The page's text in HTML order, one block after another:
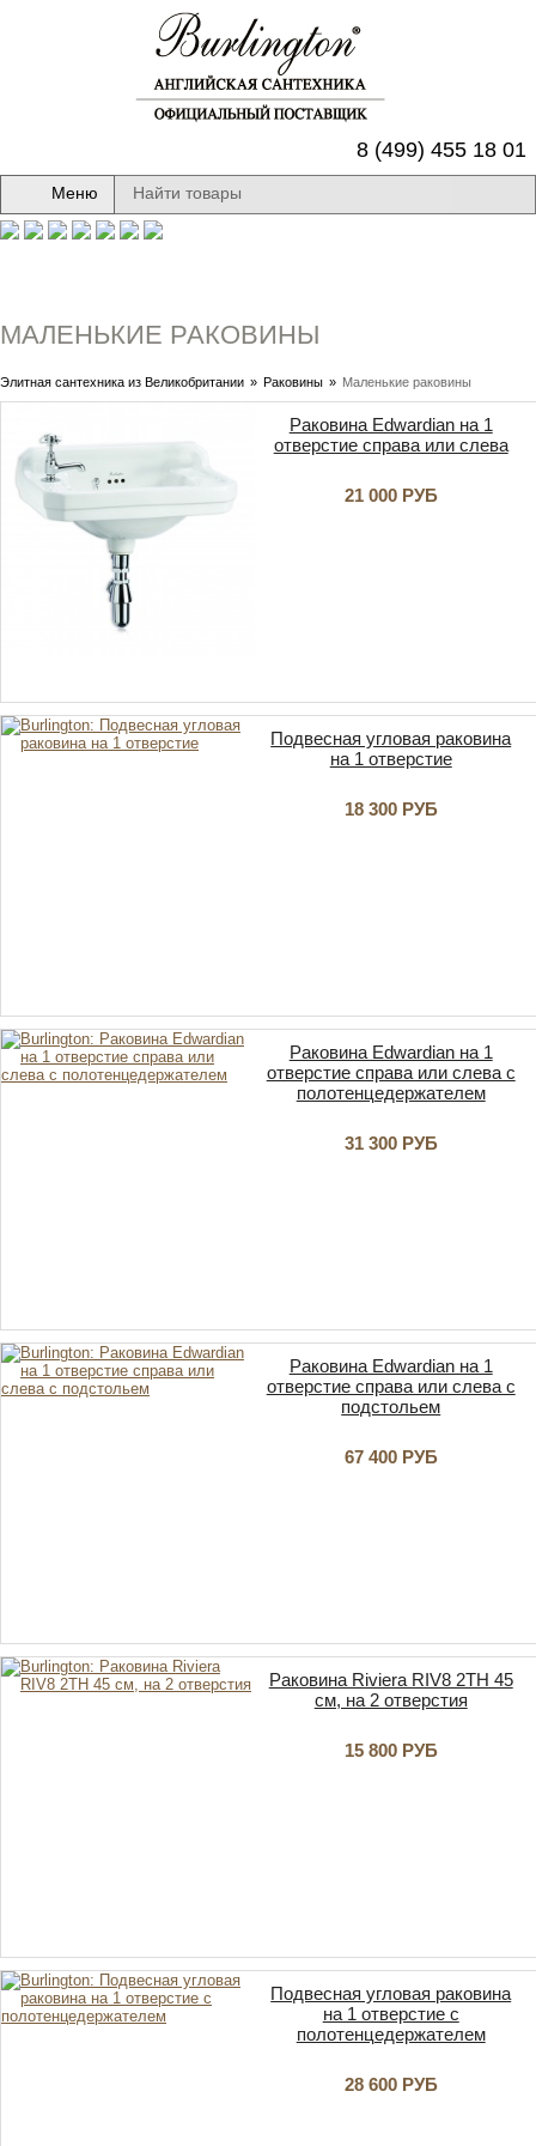
8 (499) 455 18 01
Меню
МАЛЕНЬКИЕ РАКОВИНЫ
Элитная сантехника из Великобритании » Раковины » Маленькие раковины
Раковина Edwardian на 1
отверстие справа или слева
21 000 РУБ
Подвесная угловая раковина
на 1 отверстие
18 300 РУБ
Раковина Edwardian на 1
отверстие справа или слева с
полотенцедержателем
31 300 РУБ
Раковина Edwardian на 1
отверстие справа или слева с
подстольем
67 400 РУБ
Раковина Riviera RIV8 2TH 45
см, на 2 отверстия
15 800 РУБ
Подвесная угловая раковина
на 1 отверстие с
полотенцедержателем
28 600 РУБ